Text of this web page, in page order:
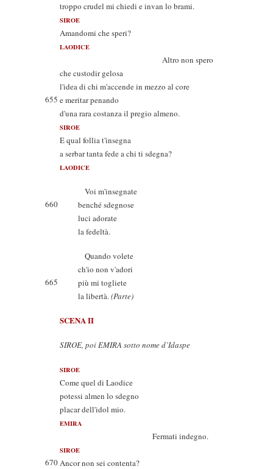
troppo crudel mi chiedi e invan lo brami.
SIROE
Amandomi che speri?
LAODICE
Altro non spero
che custodir gelosa
l'idea di chi m'accende in mezzo al core
655 e meritar penando
d'una rara costanza il pregio almeno.
SIROE
E qual follia t'insegna
a serbar tanta fede a chi ti sdegna?
LAODICE
Voi m'insegnate
660
benché sdegnose
luci adorate
la fedeltà.
Quando volete
ch'io non v'adori
665
più mi togliete
la libertà.(Parte)
SCENA II
SIROE, poi EMIRA sotto nome d’Idaspe
SIROE
Come quel di Laodice
potessi almen lo sdegno
placar dell'idol mio.
EMIRA
Fermati indegno.
SIROE
670Ancor non sei contenta?